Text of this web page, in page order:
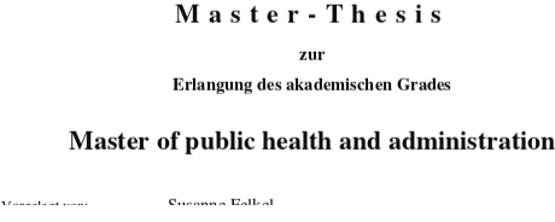
Master-Thesis
zur
Erlangung des akademischen Grades
Master of public health and administration
Vorgelegt von:
                  Susanne                  Felkel